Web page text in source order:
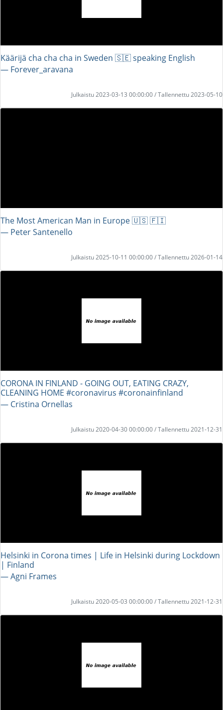
Käärijä cha cha cha in Sweden 🇸🇪 speaking English
― Forever_aravana
Julkaistu 2023-03-13 00:00:00 / Tallennettu 2023-05-10
The Most American Man in Europe 🇺🇸 🇫🇮
― Peter Santenello
Julkaistu 2025-10-11 00:00:00 / Tallennettu 2026-01-14
CORONA IN FINLAND - GOING OUT, EATING CRAZY,
CLEANING HOME #coronavirus #coronainfinland
― Cristina Ornellas
Julkaistu 2020-04-30 00:00:00 / Tallennettu 2021-12-31
Helsinki in Corona times | Life in Helsinki during Lockdown
| Finland
― Agni Frames
Julkaistu 2020-05-03 00:00:00 / Tallennettu 2021-12-31